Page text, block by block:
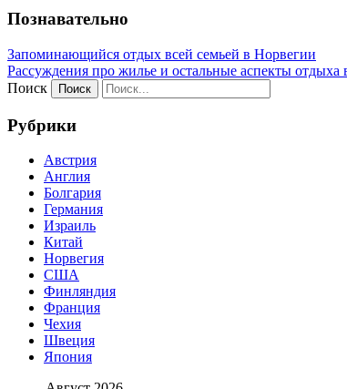
Познавательно
Запоминающийся отдых всей семьей в Норвегии
Рассуждения про жилье и остальные аспекты отдыха
Поиск
Рубрики
Австрия
Англия
Болгария
Германия
Израиль
Китай
Норвегия
США
Финляндия
Франция
Чехия
Швеция
Япония